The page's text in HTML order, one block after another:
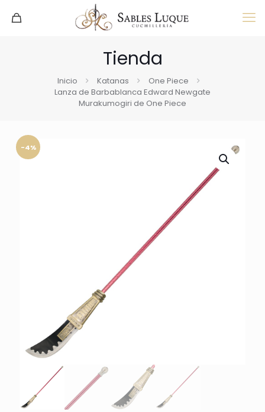
Tienda
Inicio Katanas
One Piece
Lanza de Barbablanca Edward Newgate
Murakumogiri de One Piece
-4%